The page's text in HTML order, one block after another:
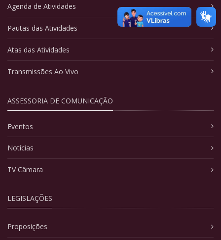
Agenda de Atividades
Pautas das Atividades
Atas das Atividades
Transmissões Ao Vivo
ASSESSORIA DE COMUNICAÇÃO
Eventos
Notícias
TV Câmara
LEGISLAÇÕES
Proposições